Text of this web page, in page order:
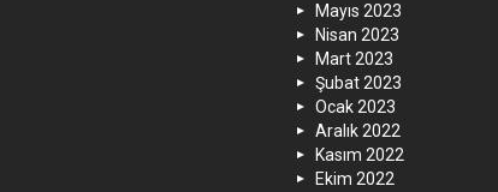
Mayıs 2023
Nisan 2023
Mart 2023
Şubat 2023
Ocak 2023
Aralık 2022
Kasım 2022
Ekim 2022